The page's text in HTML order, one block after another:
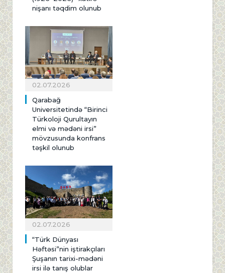
nişanı təqdim olunub
02.07.2026
Qarabağ
Universitetində “Birinci
Türkoloji Qurultayın
elmi və mədəni irsi”
mövzusunda konfrans
təşkil olunub
02.07.2026
“Türk Dünyası
Həftəsi”nin iştirakçıları
Şuşanın tarixi-mədəni
irsi ilə tanış olublar